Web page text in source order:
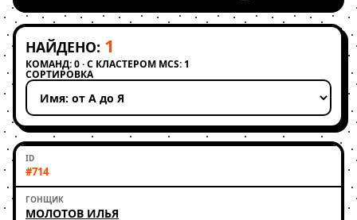
НАЙДЕНО: 1
КОМАНД: 0 · С КЛАСТЕРОМ MCS: 1
СОРТИРОВКА
Применить сортировку
#714
МОЛОТОВ ИЛЬЯ